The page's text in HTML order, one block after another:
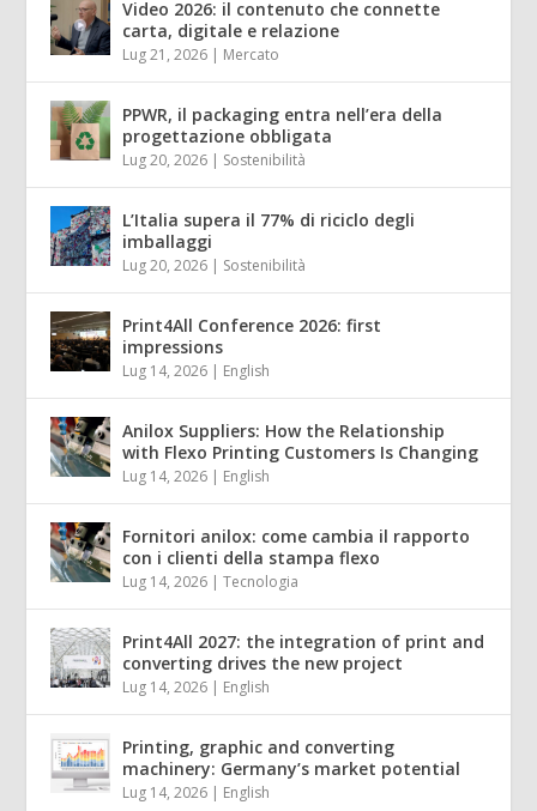
Video 2026: il contenuto che connette
carta, digitale e relazione
Lug 21, 2026 | Mercato
PPWR, il packaging entra nell’era della
progettazione obbligata
Lug 20, 2026 | Sostenibilità
L’Italia supera il 77% di riciclo degli
imballaggi
Lug 20, 2026 | Sostenibilità
Print4All Conference 2026: first
impressions
Lug 14, 2026 | English
Anilox Suppliers: How the Relationship
with Flexo Printing Customers Is Changing
Lug 14, 2026 | English
Fornitori anilox: come cambia il rapporto
con i clienti della stampa flexo
Lug 14, 2026 |Tecnologia
Print4All 2027: the integration of print and
converting drives the new project
Lug 14, 2026 | English
Printing, graphic and converting
machinery: Germany’s market potential
Lug 14, 2026 | English